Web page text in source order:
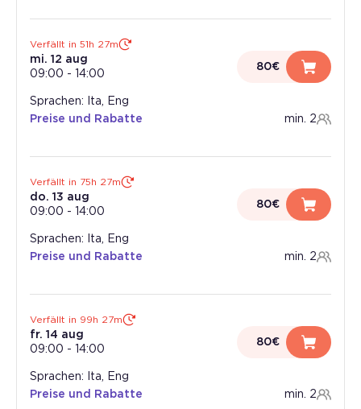
Verfällt in 51h 27m
mi. 12 aug
09:00 - 14:00
80€
Sprachen: Ita, Eng
Preise und Rabatte
min. 2
Verfällt in 75h 27m
do. 13 aug
09:00 - 14:00
80€
Sprachen: Ita, Eng
Preise und Rabatte
min. 2
Verfällt in 99h 27m
fr. 14 aug
09:00 - 14:00
80€
Sprachen: Ita, Eng
Preise und Rabatte
min. 2